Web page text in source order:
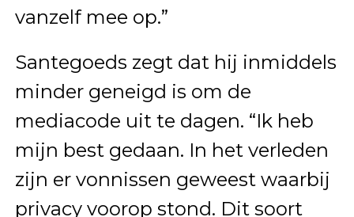
vanzelf mee op.”
Santegoeds zegt dat hij inmiddels
minder geneigd is om de
mediacode uit te dagen. “Ik heb
mijn best gedaan. In het verleden
zijn er vonnissen geweest waarbij
privacy voorop stond. Dit soort